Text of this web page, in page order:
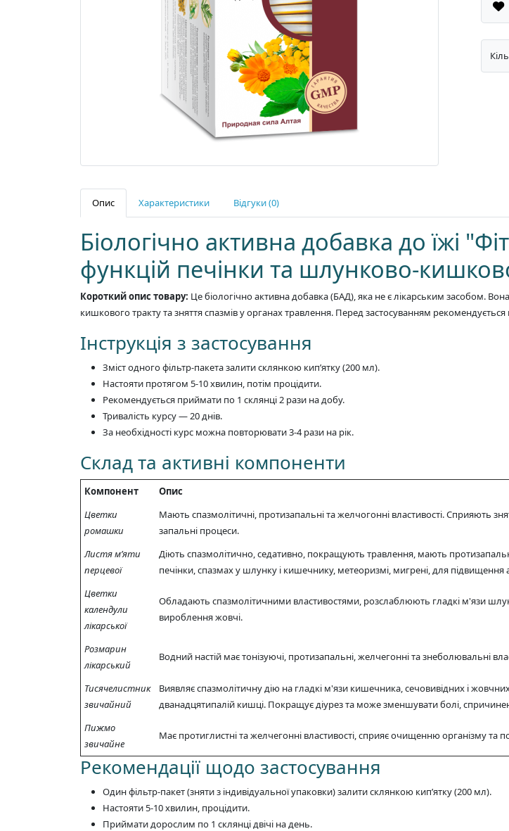
Опис Характеристики Відгуки (0)
Біологічно активна добавка до їжі
функцій печінки та шлунково-
Короткий опис товару: Це біологічно активна добавка (БАД), яка не є лікарським засобом.
кишкового тракту та зняття спазмів у органах травлення. Перед застосуванням
Інструкція з застосування
Зміст одного фільтр-пакета залити склянкою кип’ятку (200 мл).
Настояти протягом 5-10 хвилин, потім процідити.
Рекомендується приймати по 1 склянці 2 рази на добу.
Тривалість курсу — 20 днів.
За необхідності курс можна повторювати 3-4 рази на рік.
Склад та активні компоненти
Компонент
Опис
Цветки
ромашки
Мають спазмолітичні, протизапальні та желчогонні властивості. Сприяють
запальні процеси.
Листя м’яти
перцевої
Діють спазмолітично, седативно, покращують травлення, мають
печінки, спазмах у шлунку і кишечнику, метеоризмі, мигрені, для підвищення
Цветки
календули
лікарської
Обладають спазмолітичними властивостями, розслаблюють гладкі м'язи
вироблення жовчі.
Розмарин
лікарський
Водний настій має тонізуючі, протизапальні, желчегонні та знеболювальні
Тисячелистник
звичайний
Виявляє спазмолітичну дію на гладкі м'язи кишечника, сечовивідних і
дванадцятипалій кишці. Покращує діурез та може зменшувати болі,
Пижмо
звичайне
Має протиглистні та желчегонні властивості, сприяє очищенню організму та
Рекомендації щодо застосування
Один фільтр-пакет (зняти з індивідуальної упаковки) залити склянкою кип’ятку (200 мл).
Настояти 5-10 хвилин, процідити.
Приймати дорослим по 1 склянці двічі на день.